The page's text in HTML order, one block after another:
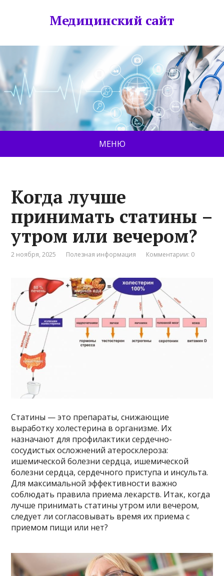
Медицинский сайт
МЕНЮ
Когда лучше
принимать статины –
утром или вечером?
2 ноября, 2025 Полезная информация Комментарии: 0
Статины — это препараты, снижающие
выработку холестерина в организме. Их
назначают для профилактики сердечно-
сосудистых осложнений атеросклероза:
ишемической болезни сердца, ишемической
болезни сердца, сердечного приступа и инсульта.
Для максимальной эффективности важно
соблюдать правила приема лекарств. Итак, когда
лучше принимать статины утром или вечером,
следует ли согласовывать время их приема с
приемом пищи или нет?